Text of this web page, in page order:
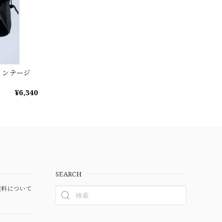
テージ
¥6,340
について
SEARCH